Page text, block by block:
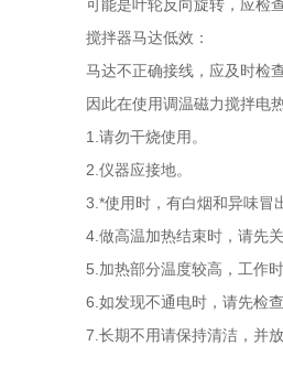
可能是叶轮反向旋转，应检查
搅拌器马达低效：
马达不正确接线，应及时检查
因此在使用调温磁力搅拌电热
1.请勿干烧使用。
2.仪器应接地。
3.*使用时，有白烟和异味冒出
4.做高温加热结束时，请先关
5.加热部分温度较高，工作时
6.如发现不通电时，请先检查
7.长期不用请保持清洁，并放